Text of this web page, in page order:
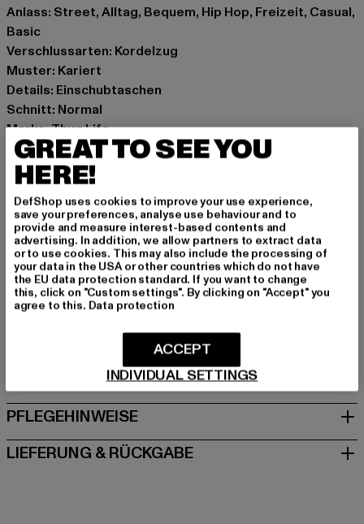
Anlass: Street, Alltag, Bequem, Hip Hop, Freizeit, Casual,
Basic
Verschlussarten: Kordelzug
Muster: Kariert
Details: Einschubtaschen
Schnitt: Normal
Marke: Thug Life
Kat.: Jogginghosen
Farbe: braun
Hersteller Farbe: brown
Materialzusammensetzung: 80% Baumwolle, 20%
Polyester
Art.Nr: TLSP137-00075
Hersteller: TB International GmbH |info@tbint.de
Dr.-Robert-Murjahn-Straße 7 | 64372 Ober-Ramstadt |
GRÖSSE & PASSFORM
PFLEGEHINWEISE
LIEFERUNG & RÜCKGABE
GREAT TO SEE YOU
HERE!
DefShop uses cookies to improve your use experience,
save your preferences, analyse use behaviour and to
provide and measure interest-based contents and
advertising. In addition, we allow partners to extract data
or to use cookies. This may also include the processing of
your data in the USA or other countries which do not have
the EU data protection standard. If you want to change
this, click on "Custom settings". By clicking on "Accept" you
agree to this. Data protection
INDIVIDUAL SETTINGS
ACCEPT